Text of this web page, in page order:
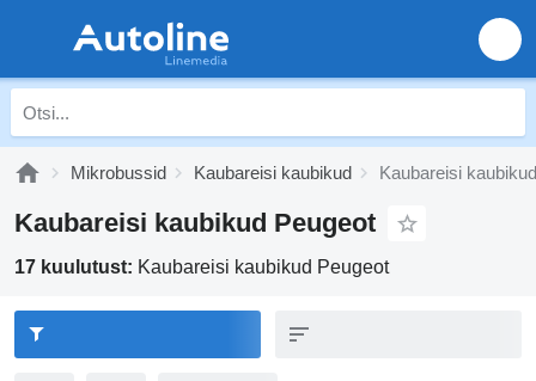
Mikrobussid Kaubareisi kaubikud Kaubareisi
Kaubareisi kaubikud Peugeot
17 kuulutust: Kaubareisi kaubikud Peugeot